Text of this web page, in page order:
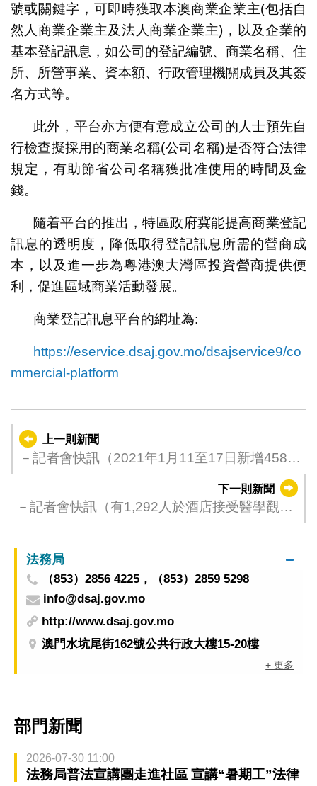
號或關鍵字，可即時獲取本澳商業企業主(包括自
然人商業企業主及法人商業企業主)，以及企業的
基本登記訊息，如公司的登記編號、商業名稱、住
所、所營事業、資本額、行政管理機關成員及其簽
名方式等。
此外，平台亦方便有意成立公司的人士預先自
行檢查擬採用的商業名稱(公司名稱)是否符合法律
規定，有助節省公司名稱獲批准使用的時間及金
錢。
隨着平台的推出，特區政府冀能提高商業登記
訊息的透明度，降低取得登記訊息所需的營商成
本，以及進一步為粵港澳大灣區投資營商提供便
利，促進區域商業活動發展。
商業登記訊息平台的網址為:
https://eservice.dsaj.gov.mo/dsajservice9/co
mmercial-platform
上一則新聞
－記者會快訊（2021年1月11至17日新增458人
下一則新聞
－記者會快訊（有1,292人於酒店接受醫學觀
法務局
（853）2856 4225，（853）2859 5298
info@dsaj.gov.mo
http://www.dsaj.gov.mo
澳門水坑尾街162號公共行政大樓15-20樓
+ 更多
部門新聞
2026-07-30 11:00
法務局普法宣講團走進社區 宣講“暑期工”法律